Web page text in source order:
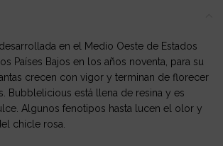
en el Medio Oeste de Estados
Países Bajos en los años noventa, para su
crecen con vigor y terminan de florecer
Bubblelicious está llena de resina y es
Algunos fenotipos hasta lucen el olor y
chicle rosa.